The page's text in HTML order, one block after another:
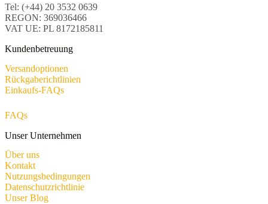
Tel: (+44) 20 3532 0639
REGON: 369036466
VAT UE: PL 8172185811
Kundenbetreuung
Versandoptionen
Rückgaberichtlinien
Einkaufs-FAQs
FAQs
Unser Unternehmen
Über uns
Kontakt
Nutzungsbedingungen
Datenschutzrichtlinie
Unser Blog